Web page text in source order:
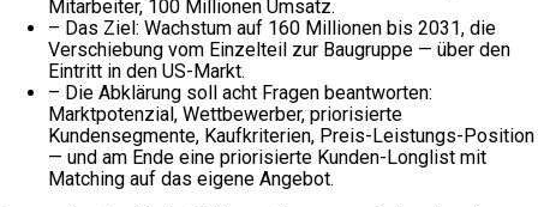
Mitarbeiter, 100 Millionen Umsatz.
– Das Ziel: Wachstum auf 160 Millionen bis 2031, die
Verschiebung vom Einzelteil zur Baugruppe — über den
Eintritt in den US-Markt.
– Die Abklärung soll acht Fragen beantworten:
Marktpotenzial, Wettbewerber, priorisierte
Kundensegmente, Kaufkriterien, Preis-Leistungs-Position
— und am Ende eine priorisierte Kunden-Longlist mit
Matching auf das eigene Angebot.